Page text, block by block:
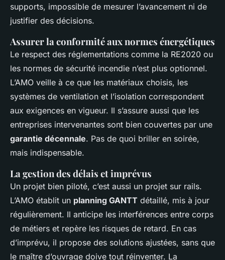
supports, impossible de mesurer l’avancement ni de
justifier des décisions.
Assurer la conformité aux normes énergétiques
Le respect des réglementations comme la RE2020 ou
les normes de sécurité incendie n’est plus optionnel.
L’AMO veille à ce que les matériaux choisis, les
systèmes de ventilation et l’isolation correspondent
aux exigences en vigueur. Il s’assure aussi que les
entreprises intervenantes sont bien couvertes par une
garantie décennale. Pas de quoi briller en soirée,
mais indispensable.
La gestion des délais et imprévus
Un projet bien piloté, c’est aussi un projet sur rails.
L’AMO établit un planning GANTT détaillé, mis à jour
régulièrement. Il anticipe les interférences entre corps
de métiers et repère les risques de retard. En cas
d’imprévu, il propose des solutions ajustées, sans que
le maître d’ouvrage doive tout réinventer. La